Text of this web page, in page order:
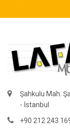
Şahkulu Mah.
- İstanbul
+90 212 243